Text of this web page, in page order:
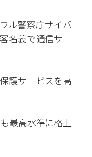
ル警察庁サイバ
名義で通信サー
護サービスを高
最高水準に格上